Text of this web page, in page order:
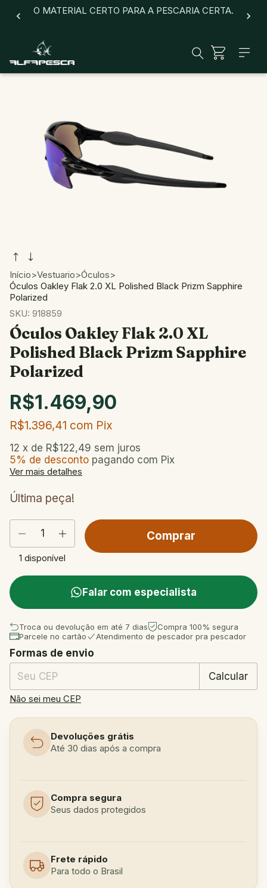
O MATERIAL CERTO PARA A PESCARIA CERTA.
Início>Vestuario>Óculos>
Óculos Oakley Flak 2.0 XL Polished Black Prizm Sapphire
Polarized
SKU: 918859
Óculos Oakley Flak 2.0 XL
Polished Black Prizm Sapphire
Polarized
R$1.469,90
R$1.396,41 com Pix
12 x de R$122,49 sem juros
5% de desconto pagando com Pix
Ver mais detalhes
Última peça!
1 disponível
Falar com especialista
Troca ou devolução em até 7 dias
Compra 100% segura
Parcele no cartão
Atendimento de pescador pra pescador
Entregas para o CEP:
Formas de envio
Calcular
Não sei meu CEP
Devoluções grátis
Até 30 dias após a compra
Compra segura
Seus dados protegidos
Frete rápido
Para todo o Brasil